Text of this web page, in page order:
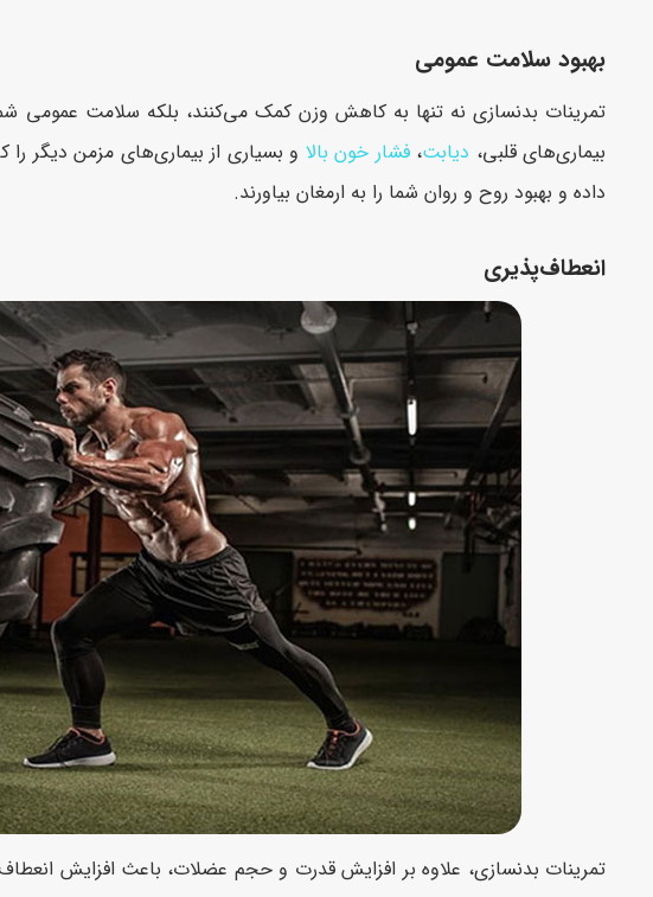
بهبود سلامت عمومی
تمرینات بدنسازی نه تنها به کاهش وزن کمک می‌کنند، بلکه سلامت عمومی
بیماری‌های قلبی، دیابت،فشار خون بالا و بسیاری از بیماری‌های مزمن دیگر
داده و بهبود روح و روان شما را به ارمغان بیاورند.
انعطاف‌پذیری
تمرینات بدنسازی، علاوه بر افزایش قدرت و حجم عضلات، باعث افزایش